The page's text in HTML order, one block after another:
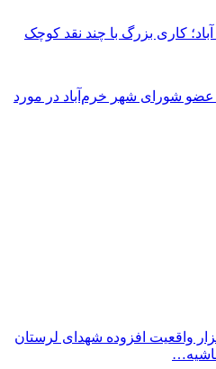
عضو شورای شهر خرم‌آباد در مورد
واقعیت افزوده شهدای لرستان